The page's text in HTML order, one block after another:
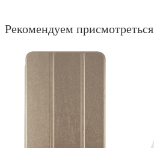
Рекомендуем присмотреться